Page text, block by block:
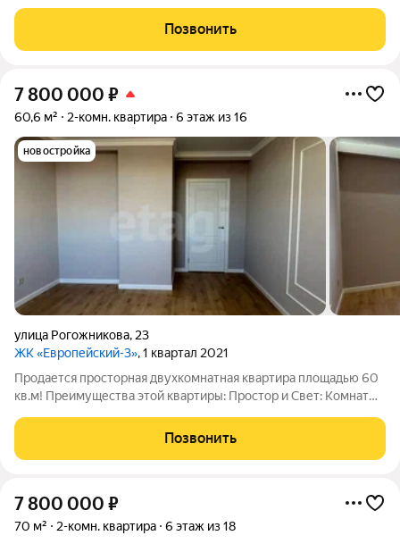
отличный вариант. Светлая, уютная и полностью готовая к
проживанию. О квартире:
Позвонить
7 800 000 ₽
60,6 м² 2-комн. квартира 6 этаж из 16
новостройка
улица Рогожникова, 23
ЖК «Европейский-3», 1 квартал 2021
Продается просторная двухкомнатная квартира площадью 60
кв.м! Преимущества этой квартиры: Простор и Свет: Комнаты
освещение в течение всего дня. Современный ремонт:
Совмещенный санузел с
Позвонить
7 800 000 ₽
70 м² 2-комн. квартира 6 этаж из 18